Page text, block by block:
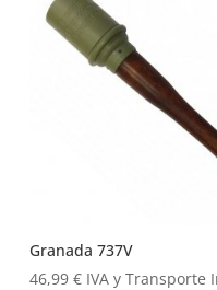
Granada 737V
46,99 € IVA y Transporte